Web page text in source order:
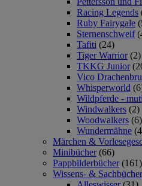
Racing Legends
Ruby Fairygale
Sternenschweif
Tafiti (24)
Tiger Warrior (2)
TKKG Junior
Vico
Whisperworld
Wildpferde -
Windwalkers (2)
Woodwalkers (6)
Wundermähne
Märchen &
Minibücher (66)
Pappbilderbücher (161)
Wissens- & Sachbücher